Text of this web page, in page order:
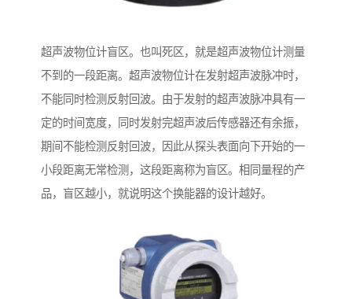
超声波物位计盲区。也叫死区，就是超声波物位计测量
不到的一段距离。超声波物位计在发射超声波脉冲时，
不能同时检测反射回波。由于发射的超声波脉冲具有一
定的时间宽度，同时发射完超声波后传感器还有余振，
期间不能检测反射回波，因此从探头表面向下开始的一
小段距离无常检测，这段距离称为盲区。相同量程的产
品，盲区越小，就说明这个换能器的设计越好。